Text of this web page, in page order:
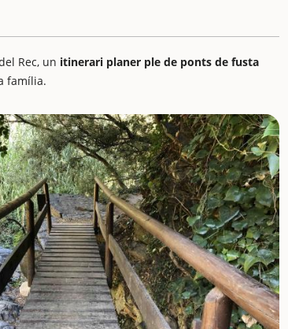
Rec, un itinerari planer ple de ponts de fusta
família.